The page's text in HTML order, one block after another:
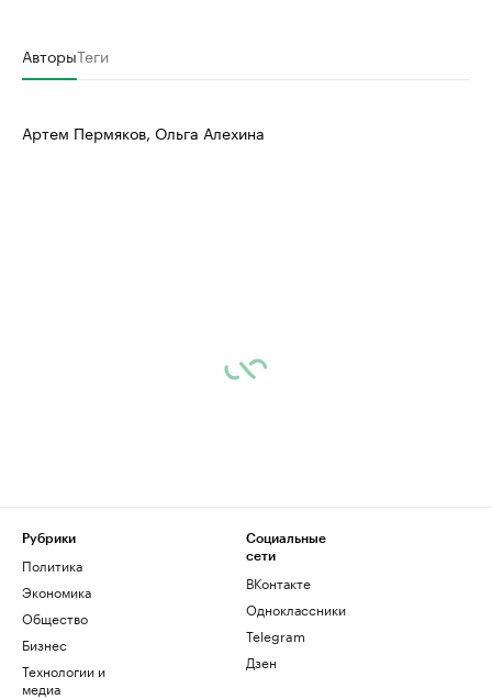
АвторыТеги
Артем Пермяков, Ольга Алехина
Рубрики
Политика
Экономика
Общество
Бизнес
Технологии и
медиа
Социальные
сети
ВКонтакте
Одноклассники
Telegram
Дзен